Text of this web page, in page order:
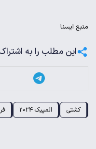
منبع ايسنا
این مطلب را به اشتراک
کشتی المپیک 2024